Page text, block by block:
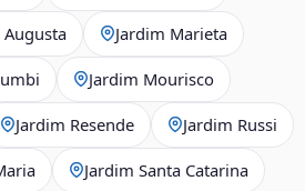
Jardim Marieta
Jardim Mourisco
Jardim Resende Jardim Russi
Jardim Santa Catarina